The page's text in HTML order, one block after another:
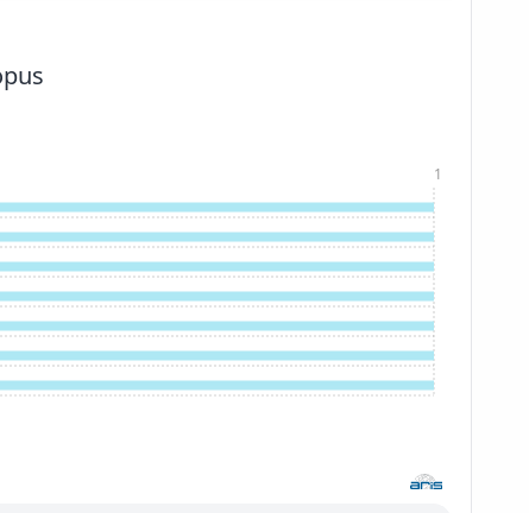
1
Prikaži več